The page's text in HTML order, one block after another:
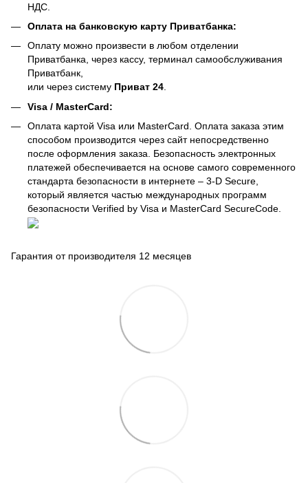
НДС.
Оплата на банковскую карту Приватбанка:
Оплату можно произвести в любом отделении
Приватбанка, через кассу, терминал самообслуживания
Приватбанк,
или через систему Приват 24.
Visa / MasterCard:
Оплата картой Visa или MasterCard. Оплата заказа этим
способом производится через сайт непосредственно
после оформления заказа. Безопасность электронных
платежей обеспечивается на основе самого современного
стандарта безопасности в интернете – 3-D Secure,
который является частью международных программ
безопасности Verified by Visa и MasterCard SecureCode.
Гарантия от производителя 12 месяцев